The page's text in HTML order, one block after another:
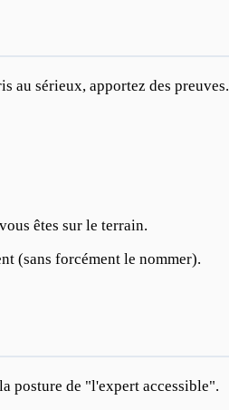
au sérieux, apportez des preuves.
êtes sur le terrain.
(sans forcément le nommer).
posture de "l'expert accessible".